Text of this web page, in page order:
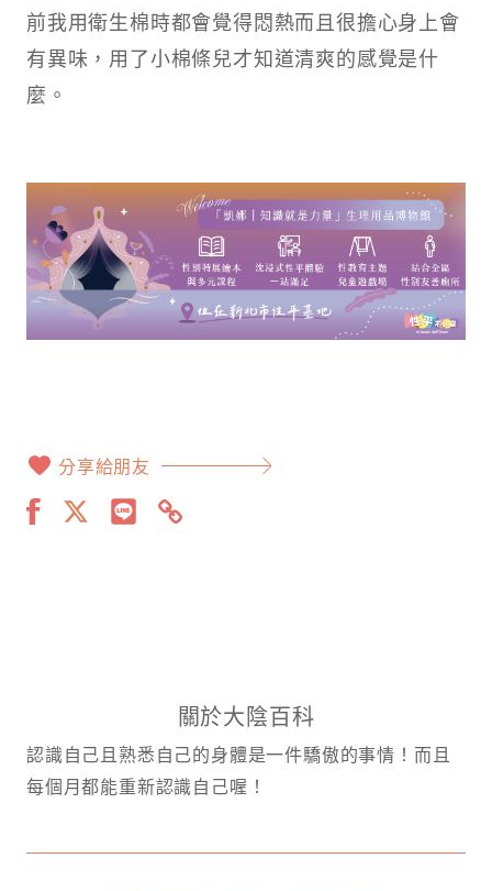
前我用衛生棉時都會覺得悶熱而且很擔心身上會
有異味，用了小棉條兒才知道清爽的感覺是什
麼。
分享給朋友
關於大陰百科
認識自己且熟悉自己的身體是一件驕傲的事情！而且
每個月都能重新認識自己喔！